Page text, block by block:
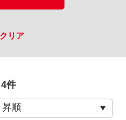
リア
件